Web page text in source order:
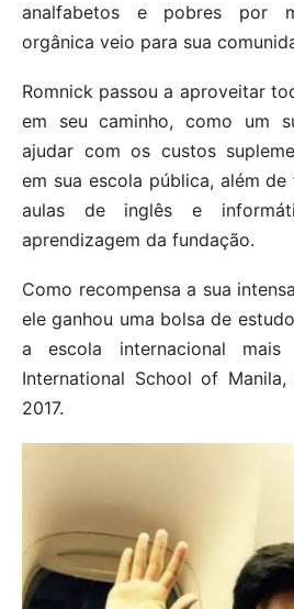
analfabetos e pobres por
orgânica veio para sua
Romnick passou a aproveitar
em seu caminho, como um
ajudar com os custos
em sua escola pública, além
aulas de inglês e
aprendizagem da fundação.
Como recompensa a sua
ele ganhou uma bolsa de
a escola internacional
International School of
2017.